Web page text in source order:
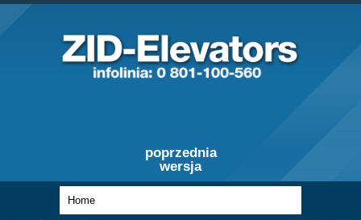
poprzednia
wersja